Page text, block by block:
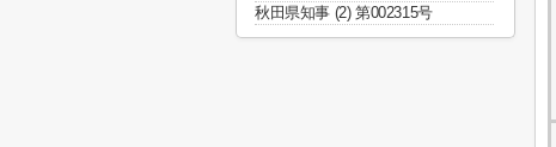
秋田県知事 (2) 第002315号